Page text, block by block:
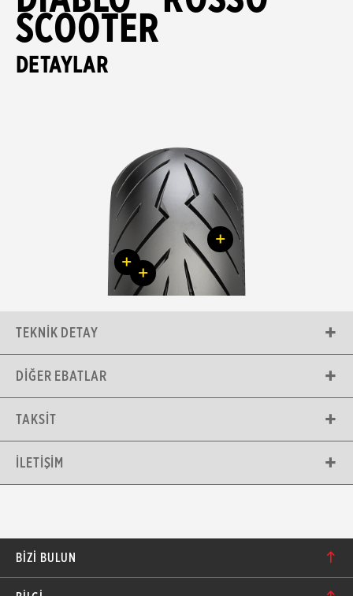
SCOOTER
DETAYLAR
+
+
+
TEKNIK DETAY
DIĞER EBATLAR
TAKSIT
İLETIŞIM
BIZI BULUN